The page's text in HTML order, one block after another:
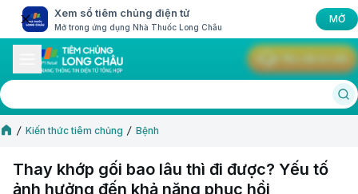
Xem sổ tiêm chủng điện tử
Mở trong ứng dụng Nhà Thuốc Long Châu
MỞ
Kiến thức tiêm chủng Bệnh
Thay khớp gối bao lâu thì đi được? Yếu tố
ảnh hưởng đến khả năng phục hồi